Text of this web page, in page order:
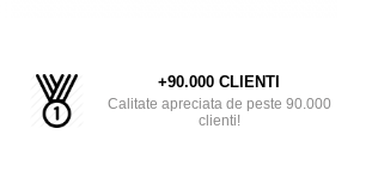
Facebook
+90.000 CLIENTI
Calitate apreciata de peste 90.000
clienti!